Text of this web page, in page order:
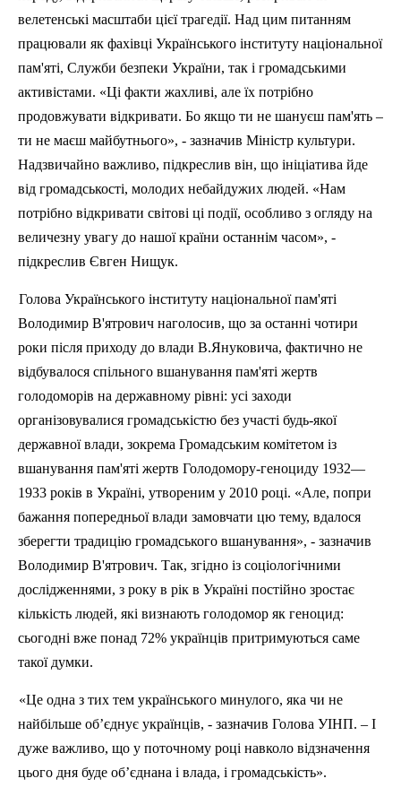
велетенські масштаби цієї трагедії. Над цим питанням
працювали як фахівці Українського інституту національної
пам'яті, Служби безпеки України, так і громадськими
активістами. «Ці факти жахливі, але їх потрібно
продовжувати відкривати. Бо якщо ти не шануєш пам'ять –
ти не маєш майбутнього», - зазначив Міністр культури.
Надзвичайно важливо, підкреслив він, що ініціатива йде
від громадськості, молодих небайдужих людей. «Нам
потрібно відкривати світові ці події, особливо з огляду на
величезну увагу до нашої країни останнім часом», -
підкреслив Євген Нищук.
Голова Українського інституту національної пам'яті
Володимир В'ятрович наголосив, що за останні чотири
роки після приходу до влади В.Януковича, фактично не
відбувалося спільного вшанування пам'яті жертв
голодоморів на державному рівні: усі заходи
організовувалися громадськістю без участі будь-якої
державної влади, зокрема Громадським комітетом із
вшанування пам'яті жертв Голодомору-геноциду 1932—
1933 років в Україні, утвореним у 2010 році. «Але, попри
бажання попередньої влади замовчати цю тему, вдалося
зберегти традицію громадського вшанування», - зазначив
Володимир В'ятрович. Так, згідно із соціологічними
дослідженнями, з року в рік в Україні постійно зростає
кількість людей, які визнають голодомор як геноцид:
сьогодні вже понад 72% українців притримуються саме
такої думки.
«Це одна з тих тем українського минулого, яка чи не
найбільше об’єднує українців, - зазначив Голова УІНП. – І
дуже важливо, що у поточному році навколо відзначення
цього дня буде об’єднана і влада, і громадськість».